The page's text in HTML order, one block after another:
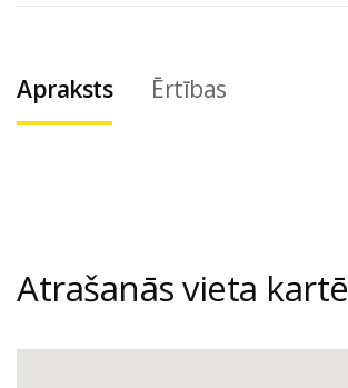
Apraksts Ērtības
Atrašanās vieta kartē